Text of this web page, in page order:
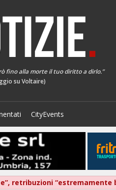
fino alla morte il tuo diritto a dirlo.”
su Voltaire)
CityEvents
retribuzioni “estremamente